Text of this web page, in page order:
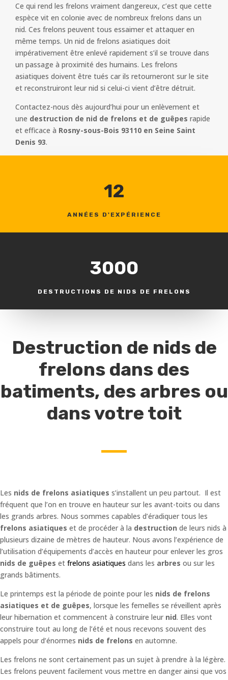
Ce qui rend les frelons vraiment dangereux, c’est que cette
espèce vit en colonie avec de nombreux frelons dans un
nid. Ces frelons peuvent tous essaimer et attaquer en
même temps. Un nid de frelons asiatiques doit
impérativement être enlevé rapidement s’il se trouve dans
un passage à proximité des humains. Les frelons
asiatiques doivent être tués car ils retourneront sur le site
et reconstruiront leur nid si celui-ci vient d’être détruit.
Contactez-nous dès aujourd’hui pour un enlèvement et
une destruction de nid de frelons et de guêpes rapide
et efficace à Rosny-sous-Bois 93110 en Seine Saint
Denis 93.
12
ANNÉES D'EXPÉRIENCE
3000
DESTRUCTIONS DE NIDS DE FRELONS
Destruction de nids de
frelons dans des
batiments, des arbres ou
dans votre toit
Les nids de frelons asiatiques s’installent un peu partout. Il est
fréquent que l’on en trouve en hauteur sur les avant-toits ou dans
les grands arbres. Nous sommes capables d’éradiquer tous les
frelons asiatiques et de procéder à la destruction de leurs nids à
plusieurs dizaine de mètres de hauteur. Nous avons l’expérience de
l’utilisation d’équipements d’accès en hauteur pour enlever les gros
nids de guêpes et frelons asiatiques dans les arbres ou sur les
grands bâtiments.
Le printemps est la période de pointe pour les nids de frelons
asiatiques et de guêpes, lorsque les femelles se réveillent après
leur hibernation et commencent à construire leur nid. Elles vont
construire tout au long de l’été et nous recevons souvent des
appels pour d’énormes nids de frelons en automne.
Les frelons ne sont certainement pas un sujet à prendre à la légère.
Les frelons peuvent facilement vous mettre en danger ainsi que vos